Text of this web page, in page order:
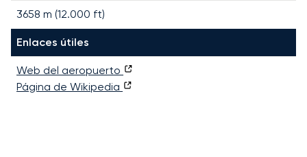
3658 m (12.000 ft)
Enlaces útiles
Web del aeropuerto
Página de Wikipedia